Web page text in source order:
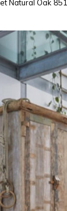
Natural Oak